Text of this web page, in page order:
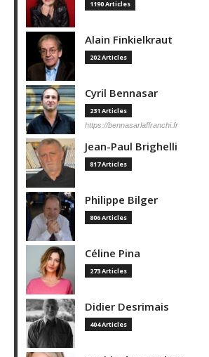
1190 Articles
Alain Finkielkraut
202 Articles
Cyril Bennasar
231 Articles
https://bennasarlaffranchi.fr
Jean-Paul Brighelli
817 Articles
Philippe Bilger
806 Articles
Céline Pina
273 Articles
Didier Desrimais
404 Articles